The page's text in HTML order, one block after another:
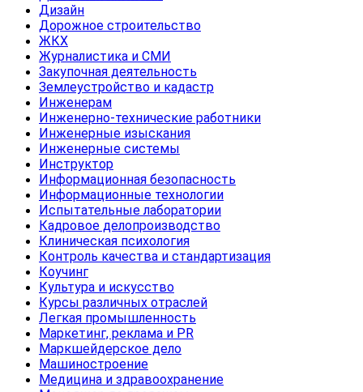
Дизайн
Дорожное строительство
ЖКХ
Журналистика и СМИ
Закупочная деятельность
Землеустройство и кадастр
Инженерам
Инженерно-технические работники
Инженерные изыскания
Инженерные системы
Инструктор
Информационная безопасность
Информационные технологии
Испытательные лаборатории
Кадровое делопроизводство
Клиническая психология
Контроль качества и стандартизация
Коучинг
Культура и искусство
Курсы различных отраслей
Легкая промышленность
Маркетинг, реклама и PR
Маркшейдерское дело
Машиностроение
Медицина и здравоохранение